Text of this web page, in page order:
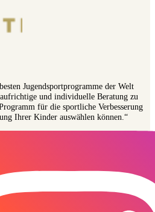
Jugendsportprogramme der Welt
und individuelle Beratung zu
für die sportliche Verbesserung
Ihrer Kinder auswählen können.“